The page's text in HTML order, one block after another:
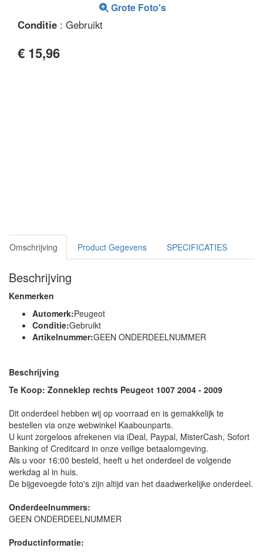
Grote Foto's
Conditie : Gebruikt
€ 15,96
Omschrijving Product Gegevens SPECIFICATIES
Beschrijving
Kenmerken
Automerk:Peugeot
Conditie:Gebruikt
Artikelnummer:GEEN ONDERDEELNUMMER
Beschrijving
Te Koop: Zonneklep rechts Peugeot 1007 2004 - 2009
Dit onderdeel hebben wij op voorraad en is gemakkelijk te
bestellen via onze webwinkel Kaabounparts.
U kunt zorgeloos afrekenen via iDeal, Paypal, MisterCash, Sofort
Banking of Creditcard in onze veilige betaalomgeving.
Als u voor 16:00 besteld, heeft u het onderdeel de volgende
werkdag al in huis.
De bijgevoegde foto's zijn altijd van het daadwerkelijke onderdeel.
Onderdeelnummers:
GEEN ONDERDEELNUMMER
Productinformatie: